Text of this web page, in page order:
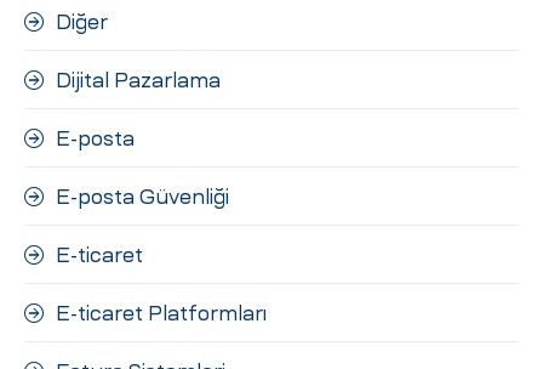
Diğer
Dijital Pazarlama
E-posta
E-posta Güvenliği
E-ticaret
E-ticaret Platformları